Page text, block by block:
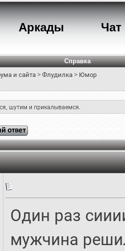
Аркады Чат
Справка
и сайта>Флудилка> Юмор
шутим и прикалываемся.
Один раз
мужчина